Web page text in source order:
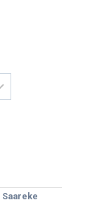
Saareke